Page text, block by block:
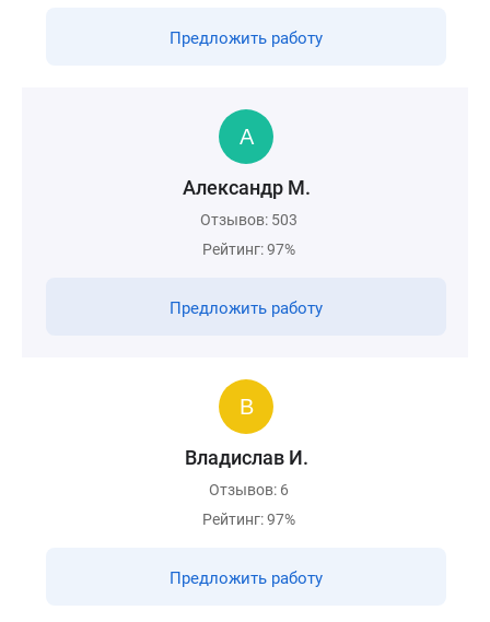
Предложить работу
Александр М.
Отзывов: 503
Рейтинг: 97%
Предложить работу
Владислав И.
Отзывов: 6
Рейтинг: 97%
Предложить работу